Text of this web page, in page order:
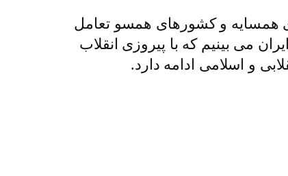
همسایه و کشورهای همسو تعامل
می بینیم که با پیروزی انقلاب
و اسلامی ادامه دارد.